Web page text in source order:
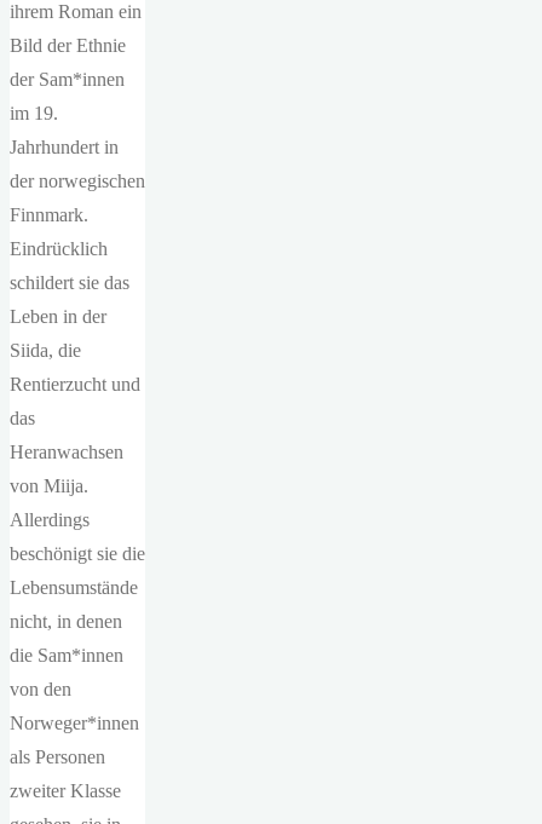
ihrem Roman ein
Bild der Ethnie
der Sam*innen
im 19.
Jahrhundert in
der norwegischen
Finnmark.
Eindrücklich
schildert sie das
Leben in der
Siida, die
Rentierzucht und
das
Heranwachsen
von Miija.
Allerdings
beschönigt sie die
Lebensumstände
nicht, in denen
die Sam*innen
von den
Norweger*innen
als Personen
zweiter Klasse